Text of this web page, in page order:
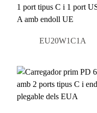
EU20W1C1A